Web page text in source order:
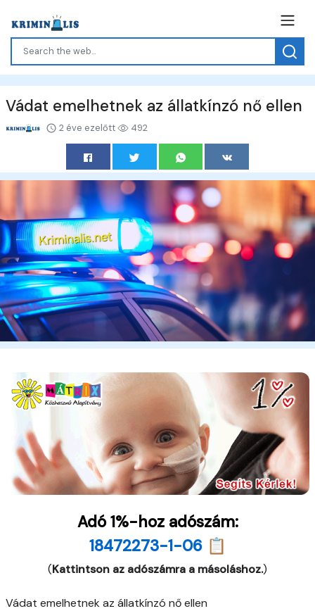
Vádat emelhetnek az állatkínzó nő ellen
2 éve ezelőtt 492
Adó 1%-hoz adószám:
18472273-1-06 📋
(Kattintson az adószámra a másoláshoz.)
Vádat emelhetnek az állatkínzó nő ellen